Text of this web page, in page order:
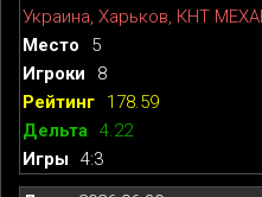
Украина, Харьков, КНТ
5
8
178.59
4.22
4:3